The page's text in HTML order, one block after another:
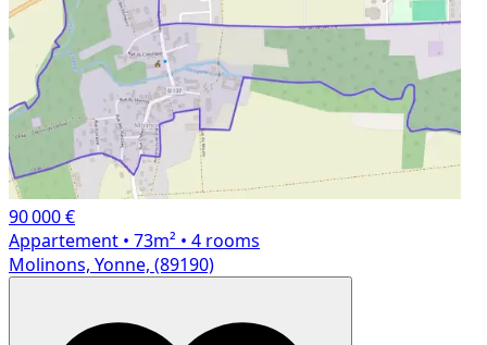
90 000 €
Appartement • 73m² • 4 rooms
Molinons, Yonne, (89190)